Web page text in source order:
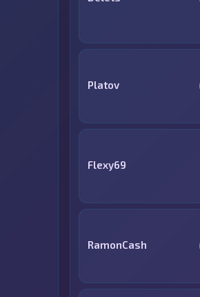
Platov
Flexy69
RamonCash